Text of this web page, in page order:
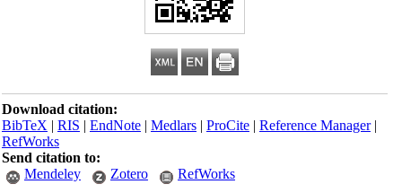
Download citation:
BibTeX|RIS|EndNote|Medlars|ProCite|Reference Manager
RefWorks
Send citation to:
Mendeley
Zotero RefWorks